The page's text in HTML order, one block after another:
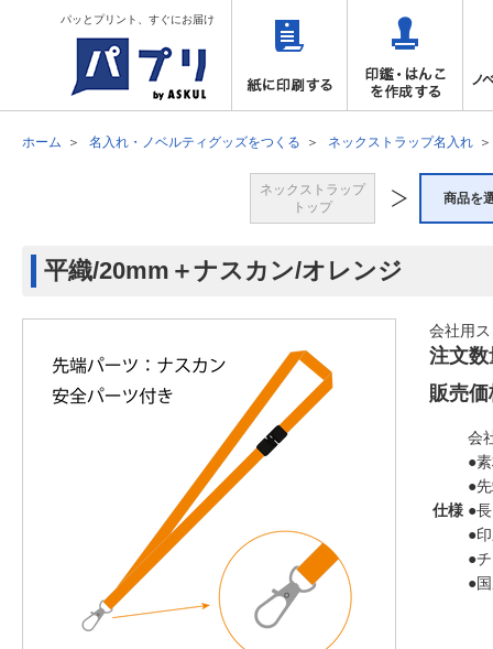
パッとプリント、すぐにお届け
ホーム 名入れ・ノベルティグッズをつくる ネックストラップ名入れ
ネックストラップ
トップ
商品を
平織/20mm＋ナスカン/オレンジ
会社用
注文数
販売価
仕様
会
●
●
●
●
●
●